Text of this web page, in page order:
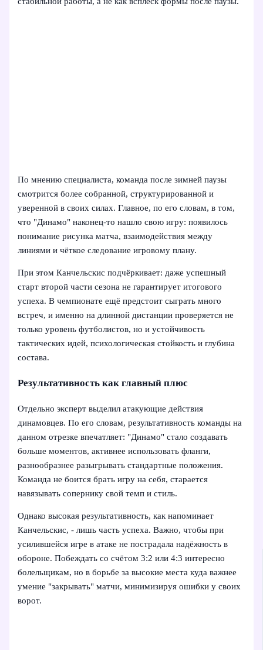
По мнению специалиста, команда после зимней паузы
смотрится более собранной, структурированной и
уверенной в своих силах. Главное, по его словам, в том,
что "Динамо" наконец-то нашло свою игру: появилось
понимание рисунка матча, взаимодействия между
линиями и чёткое следование игровому плану.
При этом Канчельскис подчёркивает: даже успешный
старт второй части сезона не гарантирует итогового
успеха. В чемпионате ещё предстоит сыграть много
встреч, и именно на длинной дистанции проверяется не
только уровень футболистов, но и устойчивость
тактических идей, психологическая стойкость и глубина
состава.
Результативность как главный плюс
Отдельно эксперт выделил атакующие действия
динамовцев. По его словам, результативность команды на
данном отрезке впечатляет: "Динамо" стало создавать
больше моментов, активнее использовать фланги,
разнообразнее разыгрывать стандартные положения.
Команда не боится брать игру на себя, старается
навязывать сопернику свой темп и стиль.
Однако высокая результативность, как напоминает
Канчельскис, - лишь часть успеха. Важно, чтобы при
усилившейся игре в атаке не пострадала надёжность в
обороне. Побеждать со счётом 3:2 или 4:3 интересно
болельщикам, но в борьбе за высокие места куда важнее
умение "закрывать" матчи, минимизируя ошибки у своих
ворот.